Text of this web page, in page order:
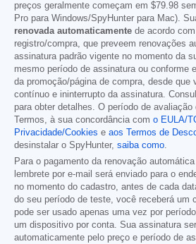
preços geralmente começam em $79.98
Pro para Windows/SpyHunter para Mac).
renovada automaticamente de acordo
registro/compra, que preveem renovações
assinatura padrão vigente no momento da
mesmo período de assinatura ou conforme
da promoção/página de compra, desde que
contínuo e ininterrupto da assinatura.
para obter detalhes. O período de
Termos, à sua concordância com o EULA/
Privacidade/Cookies e aos Termos de
desinstalar o SpyHunter, saiba como.
Para o pagamento da renovação
lembrete por e-mail será enviado para o
no momento do cadastro, antes de cada
do seu período de teste, você receberá um
pode ser usado apenas uma vez por
um dispositivo por conta. Sua assinatura
automaticamente pelo preço e período de